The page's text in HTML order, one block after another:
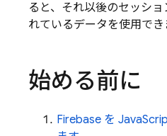
ると、それ以後のセッシ
れているデータを使用でき
始める前に
Firebase を